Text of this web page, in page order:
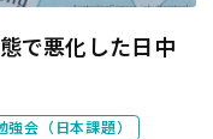
で悪化した日中
会（日本課題）